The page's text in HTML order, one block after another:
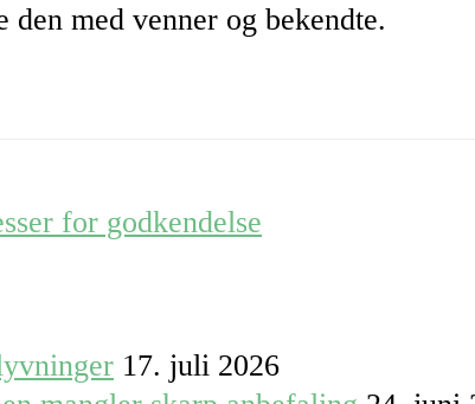
den med venner og bekendte.
for godkendelse
17. juli 2026